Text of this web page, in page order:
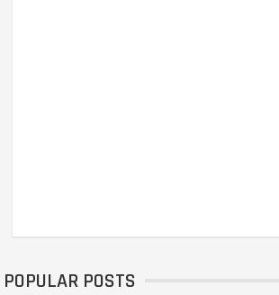
POPULAR POSTS